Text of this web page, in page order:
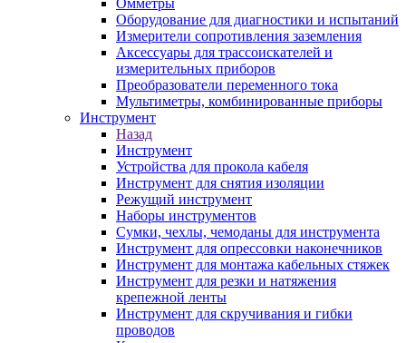
Омметры
Оборудование для диагностики и испытаний
Измерители сопротивления заземления
Аксессуары для трассоискателей и
измерительных приборов
Преобразователи переменного тока
Мультиметры, комбинированные приборы
Инструмент
Назад
Инструмент
Устройства для прокола кабеля
Инструмент для снятия изоляции
Режущий инструмент
Наборы инструментов
Сумки, чехлы, чемоданы для инструмента
Инструмент для опрессовки наконечников
Инструмент для монтажа кабельных стяжек
Инструмент для резки и натяжения
крепежной ленты
Инструмент для скручивания и гибки
проводов